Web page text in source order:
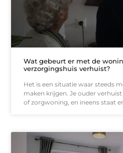
Wat gebeurt er met de
verzorgingshuis verhuist?
Het is een situatie waar steeds
maken krijgen. Je ouder
of zorgwoning, en ineens staat